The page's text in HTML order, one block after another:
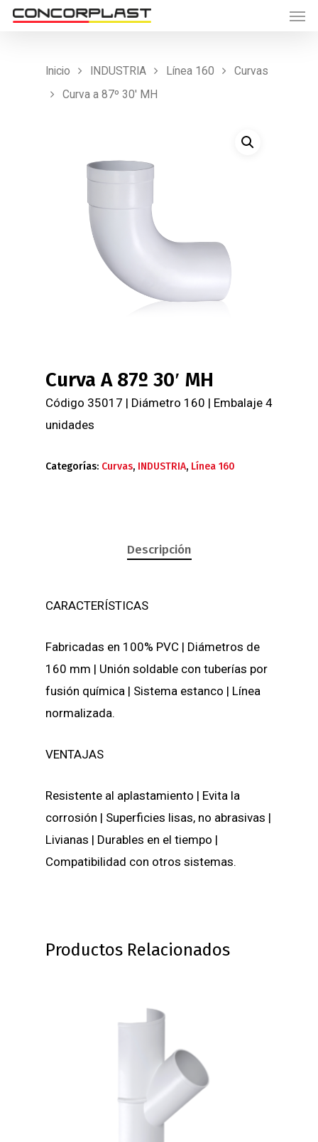
Inicio INDUSTRIA Línea 160
Curvas
Curva a 87º 30′ MH
Curva A 87º 30′ MH
Código 35017 | Diámetro 160 | Embalaje 4
unidades
Categorías: Curvas, INDUSTRIA, Línea 160
Descripción
CARACTERÍSTICAS
Fabricadas en 100% PVC | Diámetros de
160 mm | Unión soldable con tuberías por
fusión química | Sistema estanco | Línea
normalizada.
VENTAJAS
Resistente al aplastamiento | Evita la
corrosión | Superficies lisas, no abrasivas |
Livianas | Durables en el tiempo |
Compatibilidad con otros sistemas.
Productos Relacionados